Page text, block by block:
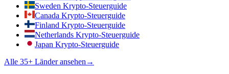
Sweden Krypto-Steuerguide
Canada Krypto-Steuerguide
Finland Krypto-Steuerguide
Netherlands Krypto-Steuerguide
Japan Krypto-Steuerguide
Alle 35+ Länder ansehen →